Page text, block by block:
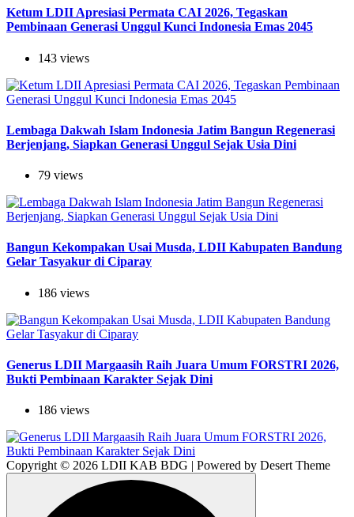
Ketum LDII Apresiasi Permata CAI 2026, Tegaskan
Pembinaan Generasi Unggul Kunci Indonesia Emas 2045
143 views
Lembaga Dakwah Islam Indonesia Jatim Bangun Regenerasi
Berjenjang, Siapkan Generasi Unggul Sejak Usia Dini
79 views
Bangun Kekompakan Usai Musda, LDII Kabupaten Bandung
Gelar Tasyakur di Ciparay
186 views
Generus LDII Margaasih Raih Juara Umum FORSTRI 2026,
Bukti Pembinaan Karakter Sejak Dini
186 views
Copyright © 2026 LDII KAB BDG | Powered by Desert Theme